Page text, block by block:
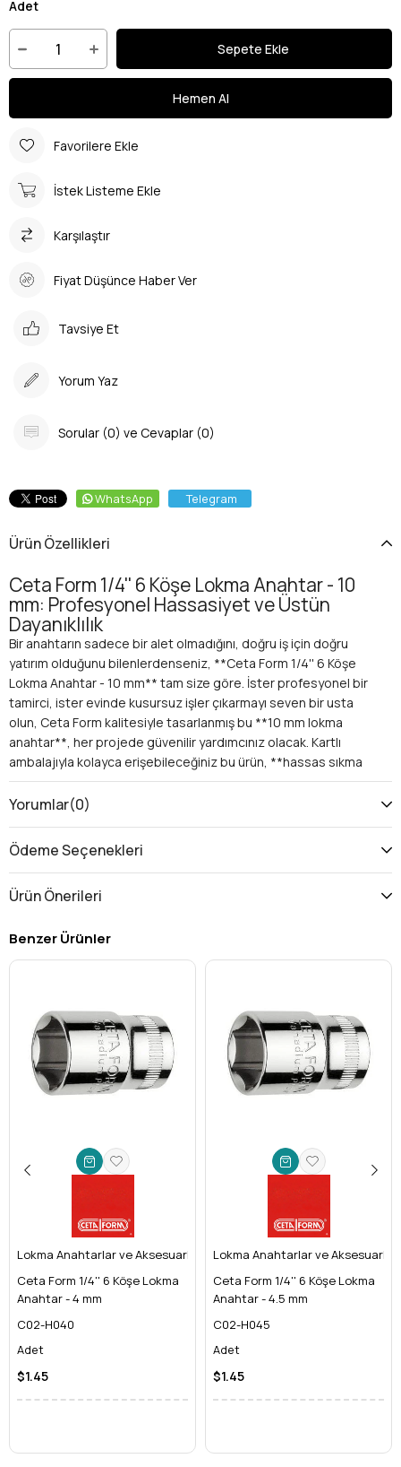
Adet
Favorilere Ekle
İstek Listeme Ekle
Karşılaştır
Fiyat Düşünce Haber Ver
Tavsiye Et
Yorum Yaz
Sorular (0) ve Cevaplar (0)
WhatsApp Telegram
Ürün Özellikleri
Ceta Form 1/4'' 6 Köşe Lokma Anahtar - 10
mm: Profesyonel Hassasiyet ve Üstün
Dayanıklılık
Bir anahtarın sadece bir alet olmadığını, doğru iş için doğru
yatırım olduğunu bilenlerdenseniz, **Ceta Form 1/4'' 6 Köşe
Lokma Anahtar - 10 mm** tam size göre. İster profesyonel bir
tamirci, ister evinde kusursuz işler çıkarmayı seven bir usta
olun, Ceta Form kalitesiyle tasarlanmış bu **10 mm lokma
anahtar**, her projede güvenilir yardımcınız olacak. Kartlı
ambalajıyla kolayca erişebileceğiniz bu ürün, **hassas sıkma
ve sökme işlemleri** için üstün performans sunar.
Neden Ceta Form 1/4'' 6 Köşe Lokma
Anahtar - 10 mm Tercih Etmelisiniz?
İşlerinizde zaman kaybetmek, yıpranmış cıvatalarla uğraşmak
istemiyorsanız, Ceta Form'un sunduğu avantajları keşfedin:
Bu **6 köşe lokma anahtar** tasarımı, cıvata ve
sayesinde **yuvarlanma riskini minimize eder**, bağlantı
elemanına zarar vermez ve çok daha güçlü, güvenli bir
Üstün Dayanıklılık ve Uzun Ömür:
Ceta Form, **profesyonel el aletleri** konusundaki
deneyimini bu lokma anahtara yansıtmıştır. Yüksek kaliteli
alaşımlı çelikten üretilen bu ürün, ağır kullanıma ve yüksek
torklara karşı **maksimum direnç** gösterir. Paslanmaya
Bu, gerçek bir **uzun ömürlü el aleti** yatırımıdır.
Geniş Kullanım Alanı:
**1/4 inç sürücü boyutuna sahip 10 mm lokma**,
otomotiv tamiratlarından motosiklet bakımlarına, bisiklet
onarımlarından mobilya montajına kadar sayısız alanda
vazgeçilmezdir. Özellikle dar alanlarda ve hassas
işlerdeki üstün manevra kabiliyeti ile **oto tamir
aletleri** setinizin en değerli parçalarından biri olacak.
**Kartlı ambalaj** sayesinde ürünün özelliklerini kolayca
inceleyebilir, **takım çantanızda** veya **alet
dolabınızda** düzenli bir şekilde saklayabilirsiniz. Küçük
Tanışın
Yorumlar(0)
Ödeme Seçenekleri
Ürün Önerileri
Benzer Ürünler
Lokma Anahtarlar ve Aksesuarları
Ceta Form 1/4'' 6 Köşe Lokma
Anahtar - 4 mm
C02-H040
Adet
$1.45
Lokma Anahtarlar ve Aksesuarları
Ceta Form 1/4'' 6 Köşe Lokma
Anahtar - 4.5 mm
C02-H045
Adet
$1.45